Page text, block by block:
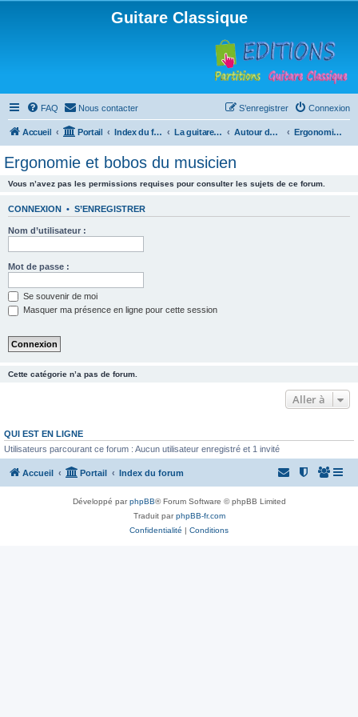
Guitare Classique
FAQ Nous contacter Connexion
S’enregistrer
Accueil Portail Index du forum La guitare : instrument, cours et théorie Autour de la guitare Ergonomie et bobos du musicien
Ergonomie et bobos du musicien
Vous n’avez pas les permissions requises pour consulter les sujets de ce forum.
CONNEXION • S’ENREGISTRER
Nom d’utilisateur :
Mot de passe :
Se souvenir de moi
Masquer ma présence en ligne pour cette session
Cette catégorie n’a pas de forum.
Aller à
QUI EST EN LIGNE
Utilisateurs parcourant ce forum : Aucun utilisateur enregistré et 1 invité
Accueil Portail Index du forum
Développé parphpBB® Forum Software © phpBB Limited
Traduit parphpBB-fr.com
Confidentialité | Conditions